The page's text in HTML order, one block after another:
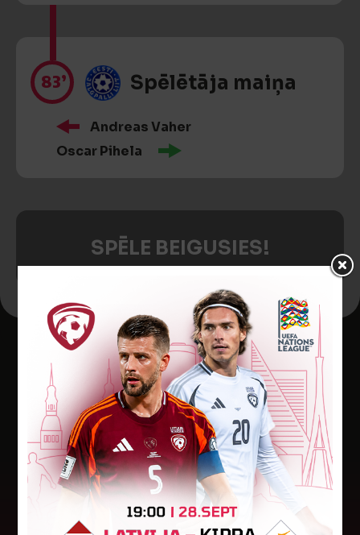
83’ Spēlētāja maiņa
Andreas Vaher
Oscar Pihela
SPĒLE BEIGUSIES!
Jaunākās ziņas